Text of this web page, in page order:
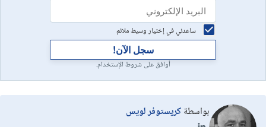
ساعدني في إختيار وسيط ملائم
سجل الآن!
أوافق على شروط الإستخدام.
بواسطةكريستوفر لويس